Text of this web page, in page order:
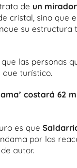
de un mirador
cristal, sino que
su estructura
las personas
turístico.
costará 62
es que
por las
autor.